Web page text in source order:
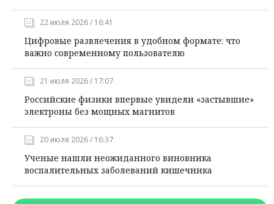
22 июля 2026 / 16:41
Цифровые развлечения в удобном формате: что
важно современному пользователю
21 июля 2026 / 17:07
Российские физики впервые увидели «застывшие»
электроны без мощных магнитов
20 июля 2026 / 16:37
Ученые нашли неожиданного виновника
воспалительных заболеваний кишечника